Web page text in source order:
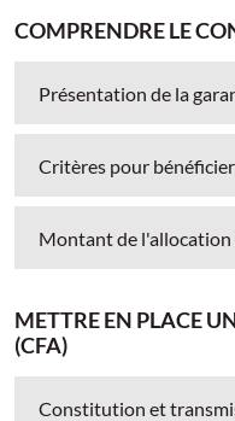
COMPRENDRE LE
Présentation de la
Critères pour
Montant de l'allocation
METTRE EN PLACE
(CFA)
Constitution et